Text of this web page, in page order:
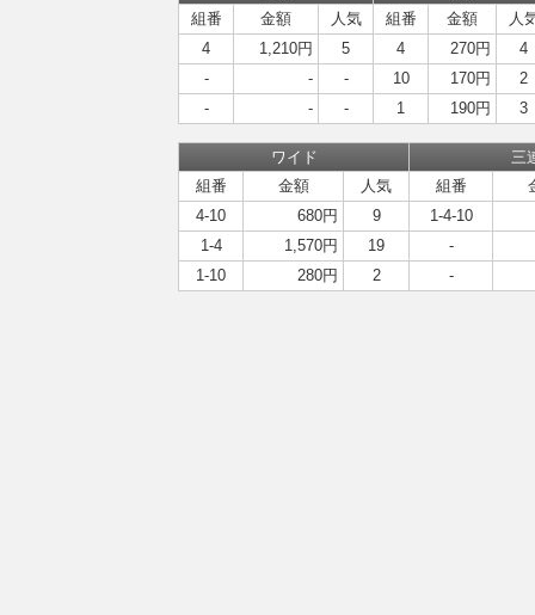
組番
金額 人気 組番 金額
人
4
1,210円 5 4 270円
4
-
- - 10 170円
2
-
- - 1 190円 3
ワイド
三
組番
金額 人気 組番
4-10
680円 9
1-4-10
1-4
1,570円 19
-
1-10
280円 2 -